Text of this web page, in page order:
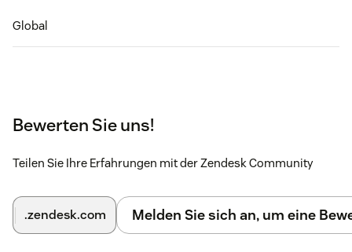
Global
Bewerten Sie uns!
Teilen Sie Ihre Erfahrungen mit der Zendesk Community
.zendesk.com Melden Sie sich an, um eine